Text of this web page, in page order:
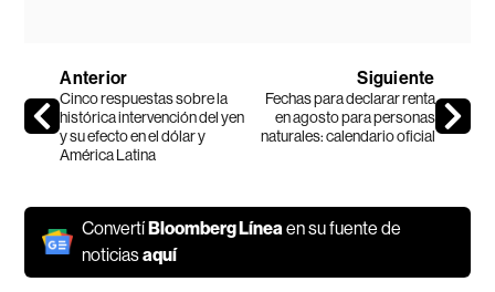
Anterior
Cinco respuestas sobre la
histórica intervención del yen
y su efecto en el dólar y
América Latina
Siguiente
Fechas para declarar renta
en agosto para personas
naturales: calendario oficial
ConvertíBloomberg Línea en su fuente de
noticiasaquí